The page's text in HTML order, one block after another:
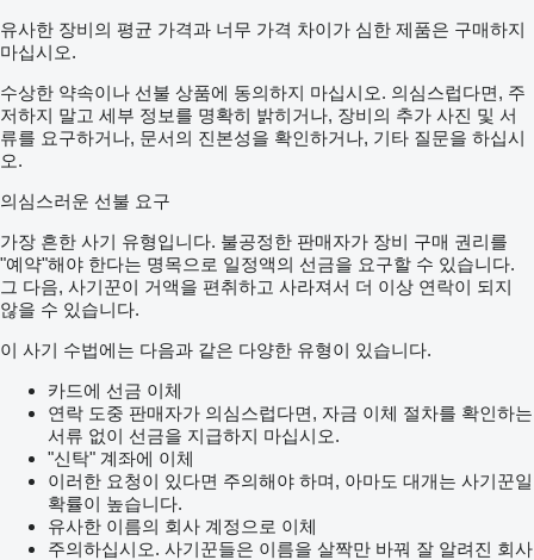
유사한 장비의 평균 가격과 너무 가격 차이가 심한 제품은 구매하지
마십시오.
수상한 약속이나 선불 상품에 동의하지 마십시오. 의심스럽다면, 주
저하지 말고 세부 정보를 명확히 밝히거나, 장비의 추가 사진 및 서
류를 요구하거나, 문서의 진본성을 확인하거나, 기타 질문을 하십시
오.
의심스러운 선불 요구
가장 흔한 사기 유형입니다. 불공정한 판매자가 장비 구매 권리를
"예약"해야 한다는 명목으로 일정액의 선금을 요구할 수 있습니다.
그 다음, 사기꾼이 거액을 편취하고 사라져서 더 이상 연락이 되지
않을 수 있습니다.
이 사기 수법에는 다음과 같은 다양한 유형이 있습니다.
카드에 선금 이체
연락 도중 판매자가 의심스럽다면, 자금 이체 절차를 확인하는
서류 없이 선금을 지급하지 마십시오.
"신탁" 계좌에 이체
이러한 요청이 있다면 주의해야 하며, 아마도 대개는 사기꾼일
확률이 높습니다.
유사한 이름의 회사 계정으로 이체
주의하십시오. 사기꾼들은 이름을 살짝만 바꿔 잘 알려진 회사